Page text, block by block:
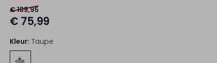
€ 189,95
€ 75,99
Kleur: Taupe